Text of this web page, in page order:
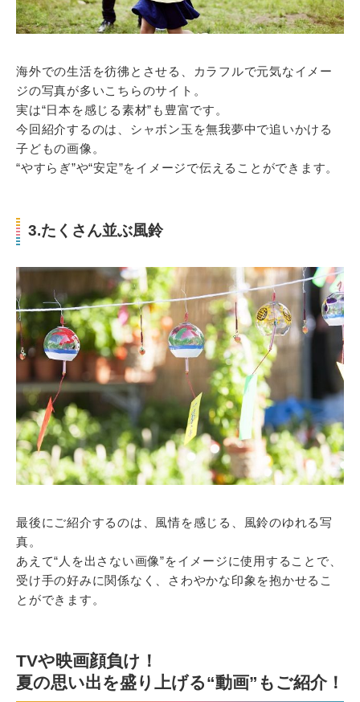
海外での生活を彷彿とさせる、カラフルで元気なイメー
ジの写真が多いこちらのサイト。
実は“日本を感じる素材”も豊富です。
今回紹介するのは、シャボン玉を無我夢中で追いかける
子どもの画像。
“やすらぎ”や“安定”をイメージで伝えることができます。
3.たくさん並ぶ風鈴
最後にご紹介するのは、風情を感じる、風鈴のゆれる写
真。
あえて“人を出さない画像”をイメージに使用することで、
受け手の好みに関係なく、さわやかな印象を抱かせるこ
とができます。
TVや映画顔負け！
夏の思い出を盛り上げる“動画”もご紹介！